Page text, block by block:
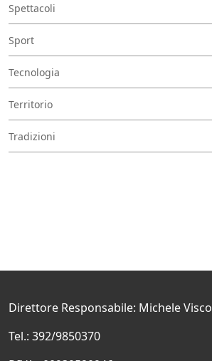
Spettacoli
Sport
Tecnologia
Territorio
Tradizioni
Direttore Responsabile: Michele Visco
Tel.: 392/9850370